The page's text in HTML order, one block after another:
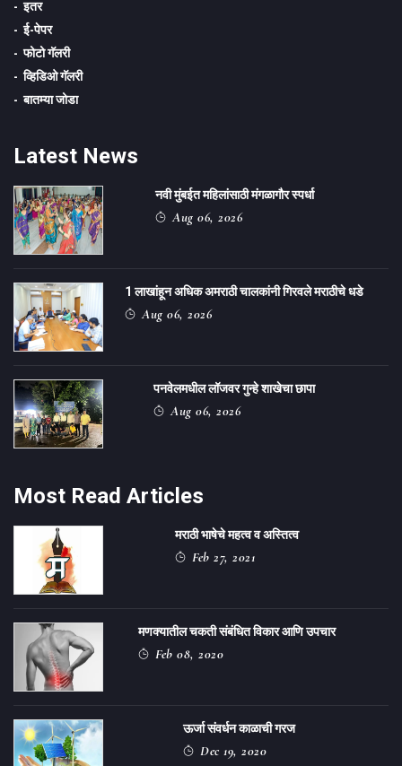
इतर
ई-पेपर
फोटो गॅलरी
व्हिडिओ गॅलरी
बातम्या जोडा
Latest News
नवी मुंबईत महिलांसाठी मंगळागौर स्पर्धा
Aug 06, 2026
1 लाखांहून अधिक अमराठी चालकांनी गिरवले मराठीचे धडे
Aug 06, 2026
पनवेलमधील लॉजवर गुन्हे शाखेचा छापा
Aug 06, 2026
Most Read Articles
मराठी भाषेचे महत्व व अस्तित्व
Feb 27, 2021
मणक्यातील चकती संबंधित विकार आणि उपचार
Feb 08, 2020
ऊर्जा संवर्धन काळाची गरज
Dec 19, 2020